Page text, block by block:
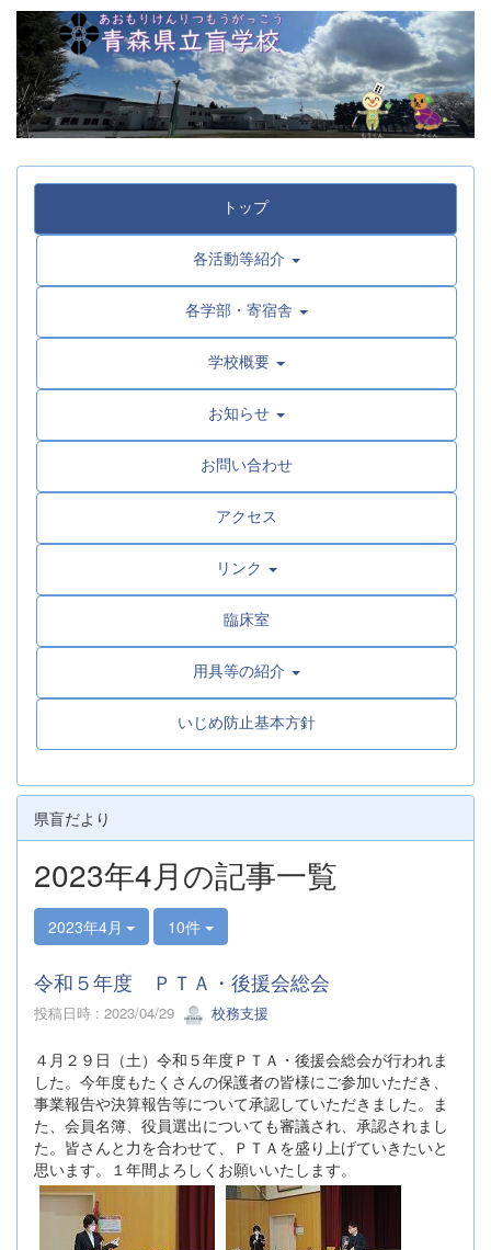
トップ
各活動等紹介
各学部・寄宿舎
学校概要
お知らせ
お問い合わせ
アクセス
リンク
臨床室
用具等の紹介
いじめ防止基本方針
県盲だより
2023年4月の記事一覧
2023年4月 10件
令和５年度 ＰＴＡ・後援会総会
投稿日時 : 2023/04/29 校務支援
４月２９日（土）令和５年度ＰＴＡ・後援会総会が行われま
した。今年度もたくさんの保護者の皆様にご参加いただき、
事業報告や決算報告等について承認していただきました。ま
た、会員名簿、役員選出についても審議され、承認されまし
た。皆さんと力を合わせて、ＰＴＡを盛り上げていきたいと
思います。１年間よろしくお願いいたします。